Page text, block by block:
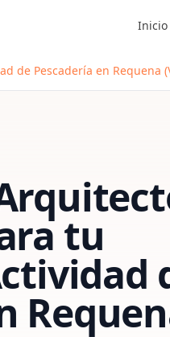
Inicio
de Pescadería en Requena
tu